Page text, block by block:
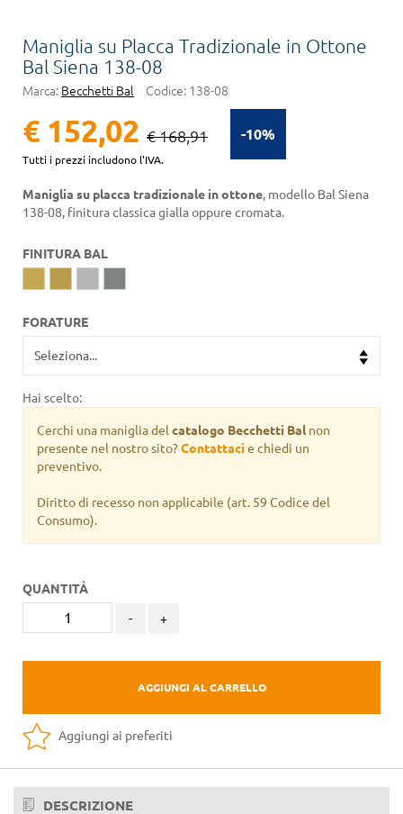
Maniglia su Placca Tradizionale in Ottone
Bal Siena 138-08
Marca: Becchetti Bal Codice: 138-08
-10%
€ 152,02 € 168,91
Tutti i prezzi includono l'IVA.
Maniglia su placca tradizionale in ottone, modello Bal Siena
138-08, finitura classica gialla oppure cromata.
FINITURA BAL
FORATURE
Hai scelto:
Cerchi una maniglia del catalogo Becchetti Balnon
presente nel nostro sito?Contattacie chiedi un
preventivo.
Diritto di recesso non applicabile (art. 59 Codice del
Consumo).
QUANTITÀ
- +
AGGIUNGI AL CARRELLO
Aggiungi ai preferiti
DESCRIZIONE